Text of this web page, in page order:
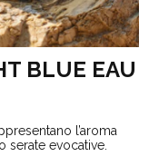
BLUE EAU
l’aroma
serate evocative.